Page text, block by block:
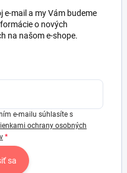
e-mail a my Vám budeme
o nových
na našom e-shope.
e-mailu súhlasíte s
ochrany osobných
sa